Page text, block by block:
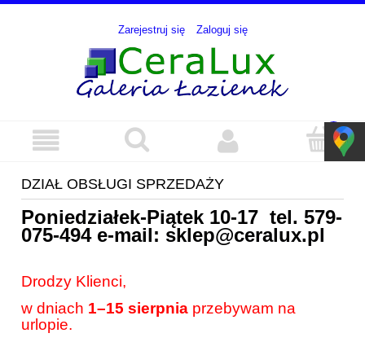
Zarejestruj się Zaloguj się
DZIAŁ OBSŁUGI SPRZEDAŻY
Poniedziałek-Piątek 10-17 tel. 579-
075-494e-mail: sklep@ceralux.pl
Drodzy Klienci,
w dniach 1–15 sierpnia przebywam na
urlopie.